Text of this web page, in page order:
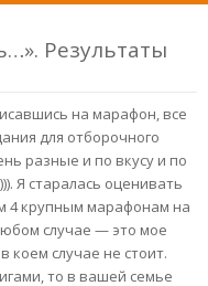
Результаты
на марафон, все
для отборочного
разные и по вкусу и по
Я старалась оценивать
4 крупным марафонам на
случае — это мое
коем случае не стоит.
то в вашей семье